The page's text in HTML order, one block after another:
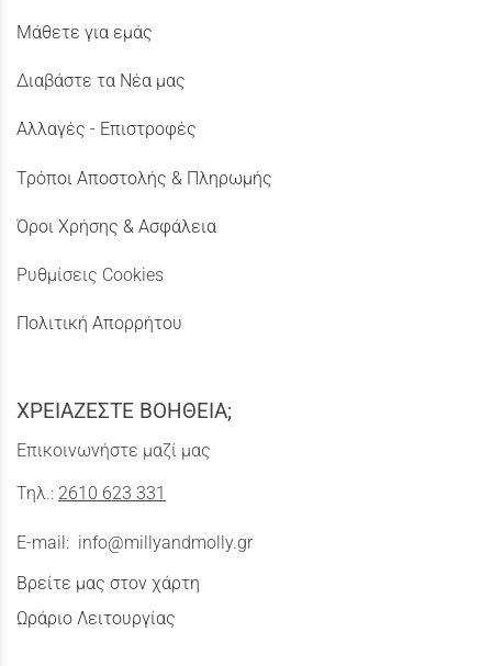
Μάθετε για εμάς
Διαβάστε τα Νέα μας
Αλλαγές - Επιστροφές
Τρόποι Αποστολής & Πληρωμής
Όροι Χρήσης & Ασφάλεια
Ρυθμίσεις Cookies
Πολιτική Απορρήτου
ΧΡΕΙΑΖΕΣΤΕ ΒΟΗΘΕΙΑ;
Επικοινωνήστε μαζί μας
Τηλ.: 2610 623 331
E-mail: info@millyandmolly.gr
Βρείτε μας στον χάρτη
Ωράριο Λειτουργίας